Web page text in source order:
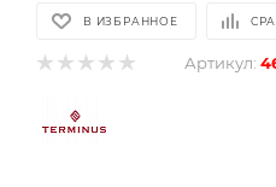
В ИЗБРАННОЕ
Артикул: